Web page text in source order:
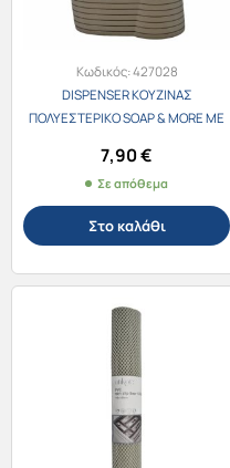
Κωδικός:427028
DISPENSER ΚΟΥΖΙΝΑΣ
ΠΟΛΥΕΣΤΕΡΙΚΟ SOAP & MORE ΜΕ
841752
7,90€
Σε απόθεμα
Στο καλάθι